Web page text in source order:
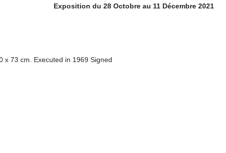
Exposition du 28 Octobre au 11 Décembre 2021
x 73 cm. Executed in 1969 Signed